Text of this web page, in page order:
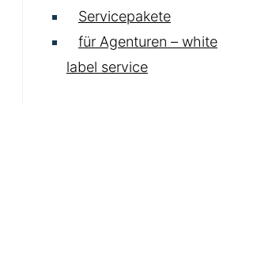
Servicepakete
für Agenturen – white
label service